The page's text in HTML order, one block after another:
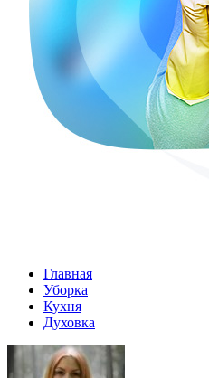
Главная
Уборка
Кухня
Духовка